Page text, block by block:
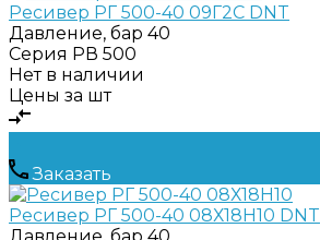
Ресивер РГ 500-40 09Г2С DNT
Давление, бар 40
Серия РВ 500
Нет в наличии
Цены за шт
Заказать
Ресивер РГ 500-40 08Х18Н10 DNT